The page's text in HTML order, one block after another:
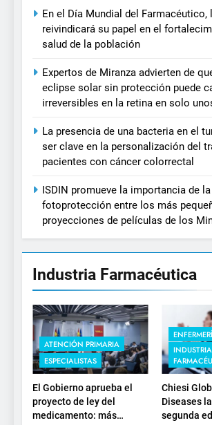
En el Día Mundial del Farmacéutico,
reivindicará su papel en el
salud de la población
Expertos de Miranza advierten de
eclipse solar sin protección puede
irreversibles en la retina en solo
La presencia de una bacteria en el
ser clave en la personalización del
pacientes con cáncer colorrectal
ISDIN promueve la importancia de la
fotoprotección entre los más
proyecciones de películas de los
Industria Farmacéutica
ATENCIÓN PRIMARIA
ESPECIALISTAS
El Gobierno aprueba el
proyecto de ley del
medicamento: más
INDUSTRIA
Chiesi
Diseases
segunda